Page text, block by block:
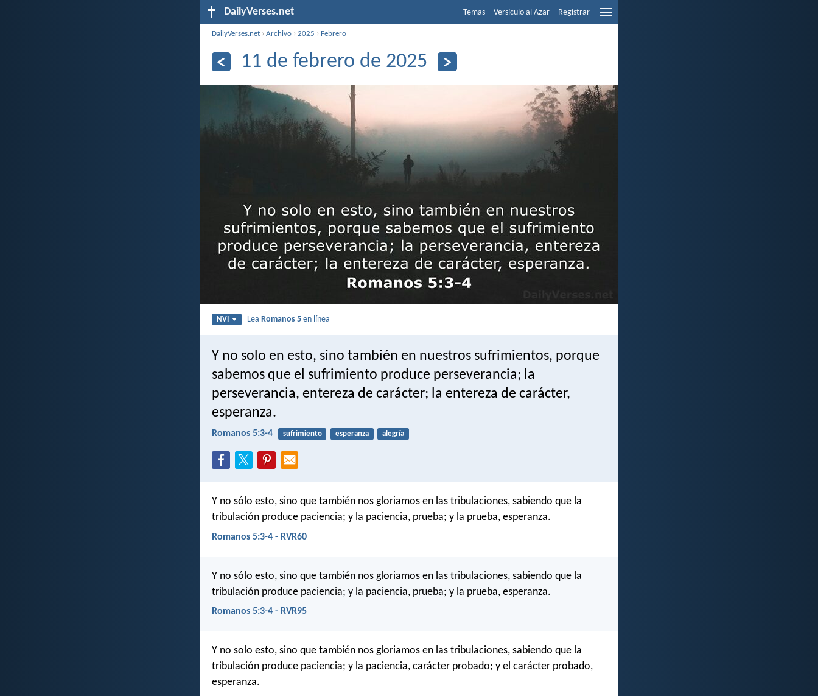
DailyVerses.net Temas Versículo al Azar Registrar
DailyVerses.net ›Archivo ›2025 ›Febrero
11 de febrero de 2025
NVI LeaRomanos 5 en línea
Y no solo en esto, sino también en nuestros sufrimientos, porque
sabemos que el sufrimiento produce perseverancia; la
perseverancia, entereza de carácter; la entereza de carácter,
esperanza.
Romanos 5:3-4 sufrimiento esperanza alegría
Y no sólo esto, sino que también nos gloriamos en las tribulaciones, sabiendo que la
tribulación produce paciencia; y la paciencia, prueba; y la prueba, esperanza.
Romanos 5:3-4 - RVR60
Y no sólo esto, sino que también nos gloriamos en las tribulaciones, sabiendo que la
tribulación produce paciencia; y la paciencia, prueba; y la prueba, esperanza.
Romanos 5:3-4 - RVR95
Y no solo esto, sino que también nos gloriamos en las tribulaciones, sabiendo que la
tribulación produce paciencia; y la paciencia, carácter probado; y el carácter probado,
esperanza.